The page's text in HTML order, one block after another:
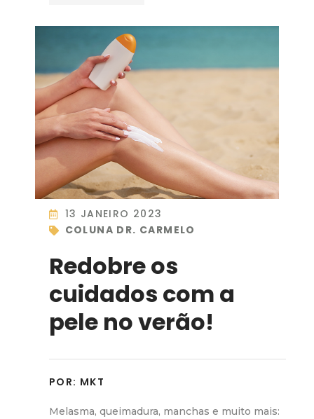
13 JANEIRO 2023
COLUNA DR. CARMELO
Redobre os
cuidados com a
pele no verão!
POR: MKT
Melasma, queimadura, manchas e muito mais: